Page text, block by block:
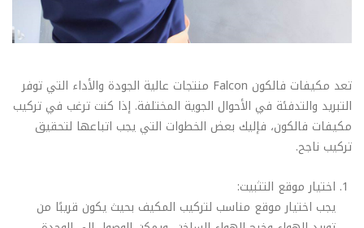
تعد مكيفات فالكون Falcon منتجات عالية الجودة والأداء التي توفر
التبريد والتدفئة في الأحوال الجوية المختلفة. إذا كنت ترغب في تركيب
مكيفات فالكون، فإليك بعض الخطوات التي يجب اتباعها لتحقيق
تركيب ناجح.
اختيار موقع التثبيت:
يجب اختيار موقع مناسب لتركيب المكيف بحيث يكون قريبًا من